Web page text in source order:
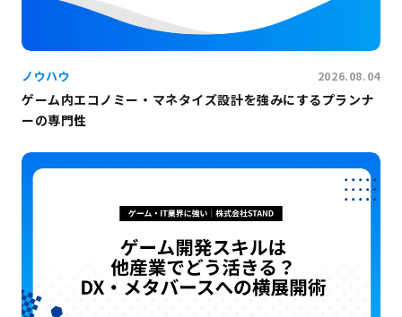
ノウハウ 2026.08.04
ゲーム内エコノミー・マネタイズ設計を強みにするプランナ
ーの専門性